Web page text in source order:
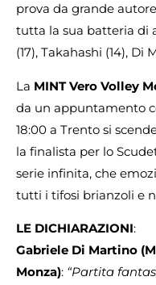
prova da grande
tutta la sua batteria di
(17), Takahashi (14), Di
La MINT Vero Volley
da un appuntamento
18:00 a Trento si
la finalista per lo
serie infinita, che
tutti i tifosi brianzoli e
LE DICHIARAZIONI:
Gabriele Di Martino
Monza): “Partita